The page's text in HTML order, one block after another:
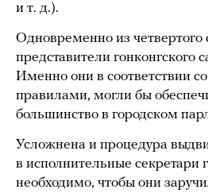
и т. д.).
Одновременно из четвертого
представители гонконгского
Именно они в соответствии
правилами, могли бы
большинство в городском
Усложнена и процедура
в исполнительные секретари
необходимо, чтобы они